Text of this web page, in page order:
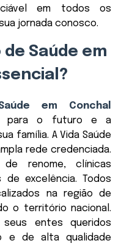
em todos os
jornada conosco.
de Saúde em
em Conchal
para o futuro e a
família. A Vida Saúde
rede credenciada.
renome, clínicas
de excelência. Todos
na região de
o território nacional.
entes queridos
e de alta qualidade